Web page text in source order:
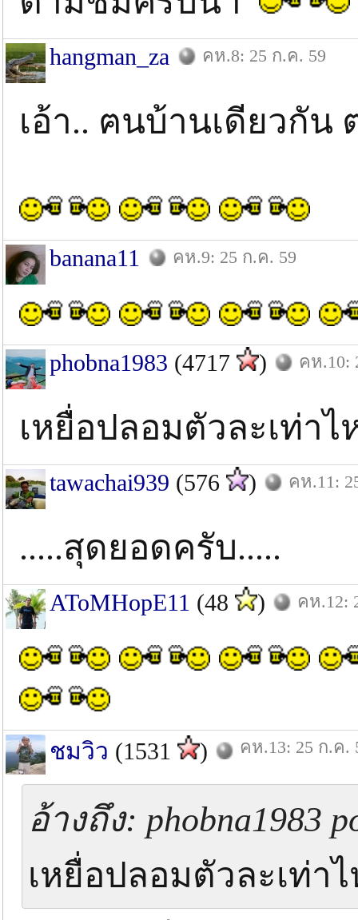
hangman_za คห.8: 25 ก.ค. 59
เอ้า.. ฅนบ้านเดียวกั
banana11 คห.9: 25 ก.ค. 59
phobna1983 (4717 ) คห.10:
เหยื่อปลอมตัวละเท่า
tawachai939 (576 ) คห.11:
.....สุดยอดครับ.....
AToMHopE11 (48 ) คห.12:
ชมวิว (1531 ) คห.13: 25 ก.ค.
อ้างถึง: phobna1983
เหยื่อปลอมตัวละเท่า